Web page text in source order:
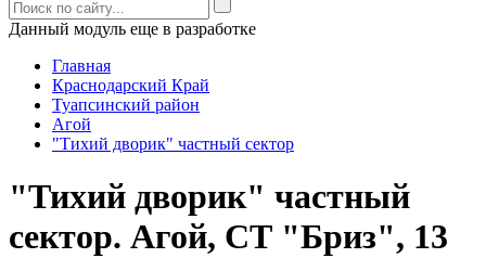
Данный модуль еще в разработке
Главная
Краснодарский Край
Туапсинский район
Агой
"Тихий дворик" частный сектор
"Тихий дворик" частный
сектор. Агой, СТ "Бриз", 13